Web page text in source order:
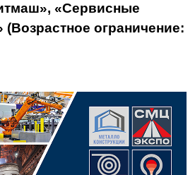
«Сервисные
ограничение: